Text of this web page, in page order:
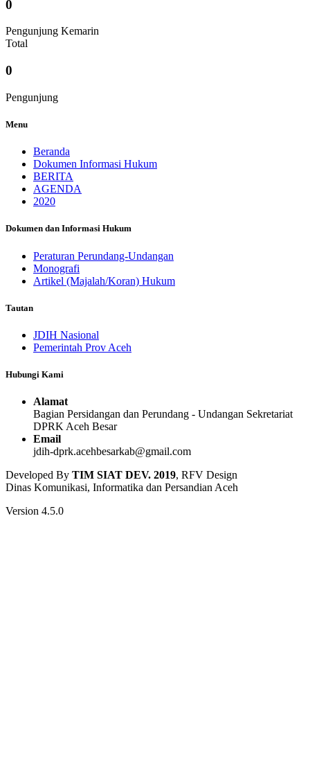
0
Pengunjung Kemarin
Total
0
Pengunjung
Menu
Beranda
Dokumen Informasi Hukum
BERITA
AGENDA
2020
Dokumen dan Informasi Hukum
Peraturan Perundang-Undangan
Monografi
Artikel (Majalah/Koran) Hukum
Tautan
JDIH Nasional
Pemerintah Prov Aceh
Hubungi Kami
Alamat
Bagian Persidangan dan Perundang - Undangan Sekretariat
DPRK Aceh Besar
Email
jdih-dprk.acehbesarkab@gmail.com
Developed By TIM SIAT DEV. 2019, RFV Design
Dinas Komunikasi, Informatika dan Persandian Aceh
Version 4.5.0